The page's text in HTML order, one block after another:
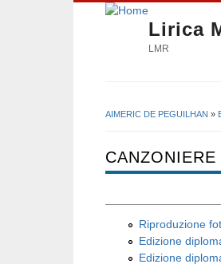
Lirica
LMR
AIMERIC DE PEGUILHAN »
CANZONIERE
Riproduzione
Edizione
Edizione